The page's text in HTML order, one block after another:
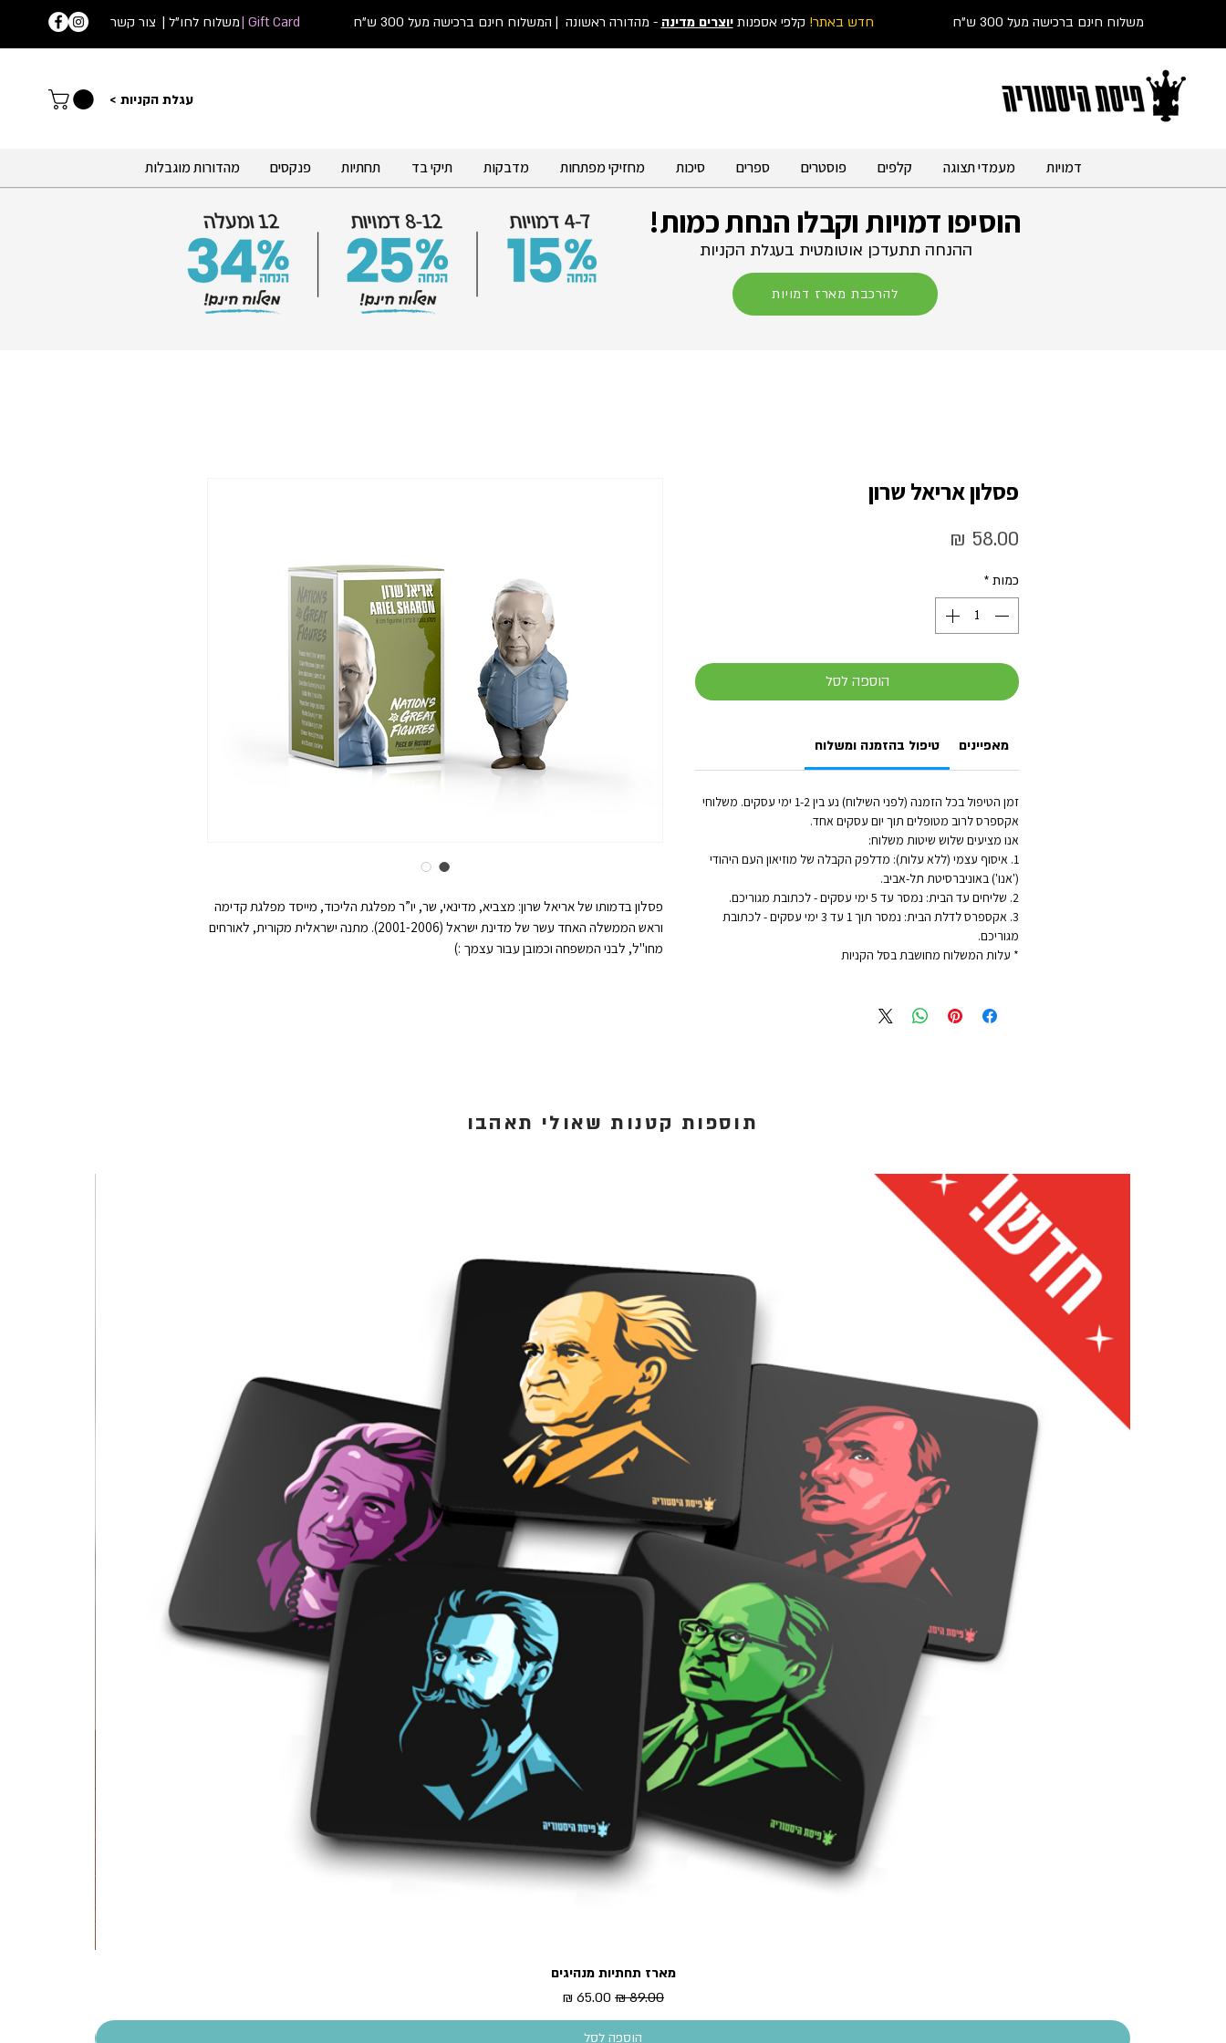
צור קשר | משלוח לחו"ל
עגלת הקניות >
Gift Card | משלוח חינם ברכישה מעל 300 ש"ח חדש באתר! קלפי אספנותיוצרים מדינה - מהדורה ראשונה | המשלוח חינם ברכישה מעל 300 ש"ח
דמויות מעמדי תצוגה קלפים פוסטרים ספרים סיכות מחזיקי מפתחות מדבקות תיקי בד תחתיות פנקסים מהדורות מוגבלות
ההנחה תתעדכן אוטומטית בעגלת הקניות
הוסיפו דמויות וקבלו הנחת כמות!
להרכבת מארז דמויות
פסלון בדמותו של אריאל שרון: מצביא, מדינאי, שר, יו”ר מפלגת הליכוד, מייסד מפלגת קדימה
וראש הממשלה האחד עשר של מדינת ישראל (2001-2006). מתנה ישראלית מקורית, לאורחים
מחו"ל, לבני המשפחה וכמובן עבור עצמך :)
פסלון אריאל שרון
כמות *
הוספה לסל
טיפול בהזמנה ומשלוח מאפיינים
זמן הטיפול בכל הזמנה (לפני השילוח) נע בין 1-2 ימי עסקים. משלוחי
אקספרס לרוב מטופלים תוך יום עסקים אחד.
אנו מציעים שלוש שיטות משלוח:
1. איסוף עצמי (ללא עלות): מדלפק הקבלה של מוזיאון העם היהודי
('אנו') באוניברסיטת תל-אביב.
2. שליחים עד הבית: נמסר עד 5 ימי עסקים - לכתובת מגוריכם.
3. אקספרס לדלת הבית: נמסר תוך 1 עד 3 ימי עסקים - לכתובת
מגוריכם.
* עלות המשלוח מחושבת בסל הקניות
תוספות קטנות שאולי תאהבו
תצוגה מהירה
מארז תחתיות מנהיגים
מחיר רגיל מחיר מבצע
הוספה לסל